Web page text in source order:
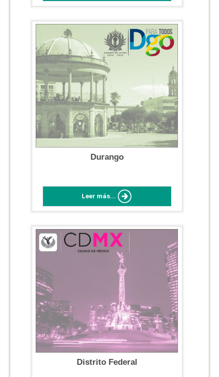
Durango
Leer más...
Distrito Federal